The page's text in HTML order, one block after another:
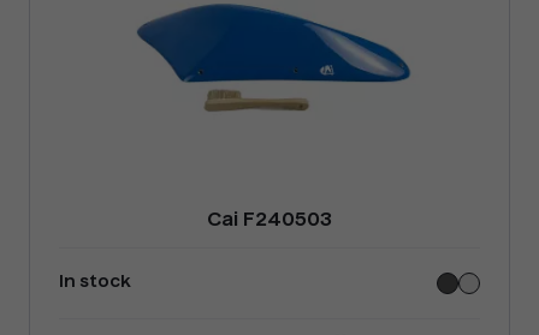
Cai F240503
In stock